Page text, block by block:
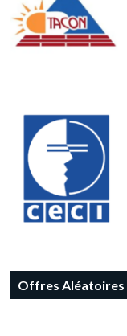
Offres Aléatoires